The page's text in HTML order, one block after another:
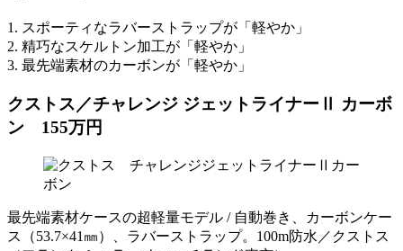
1. スポーティなラバーストラップが「軽やか」
2. 精巧なスケルトン加工が「軽やか」
3. 最先端素材のカーボンが「軽やか」
クストス／チャレンジ ジェットライナーⅡ カーボ
ン 155万円
最先端素材ケースの超軽量モデル / 自動巻き、カーボンケー
ス（53.7×41㎜）、ラバーストラップ。100m防水／クストス